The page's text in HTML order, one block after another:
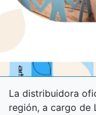
La distribuidora
región, a cargo de